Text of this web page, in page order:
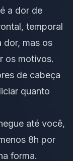
a dor de
temporal
dor, mas os
os motivos.
de cabeça
quanto
até você,
8h por
forma.